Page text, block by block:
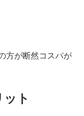
方が断然コスパが
ト